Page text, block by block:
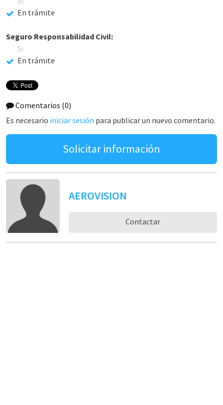
En trámite
Seguro Responsabilidad Civil:
Si
En trámite
Comentarios (0)
Es necesario iniciar sesión para publicar un nuevo comentario.
Solicitar información
AEROVISION
Contactar